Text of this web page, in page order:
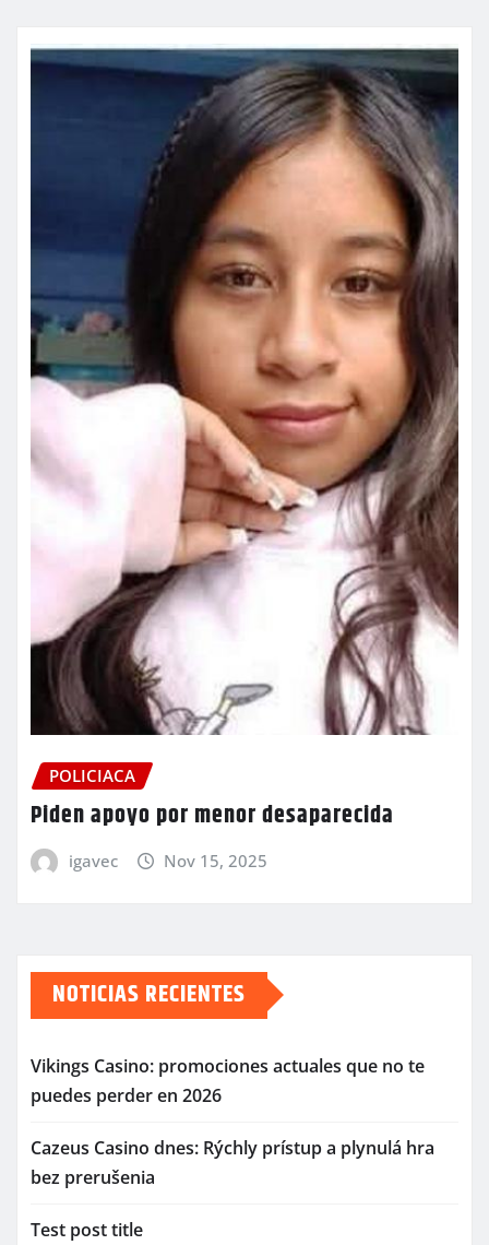
POLICIACA
Piden apoyo por menor desaparecida
igavec Nov 15, 2025
NOTICIAS RECIENTES
Vikings Casino: promociones actuales que no te
puedes perder en 2026
Cazeus Casino dnes: Rýchly prístup a plynulá hra
bez prerušenia
Test post title